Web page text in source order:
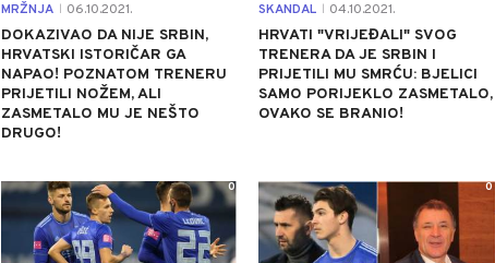
MRŽNJA 06.10.2021.
DOKAZIVAO DA NIJE SRBIN,
HRVATSKI ISTORIČAR GA
NAPAO! POZNATOM TRENERU
PRIJETILI NOŽEM, ALI
ZASMETALO MU JE NEŠTO
DRUGO!
SKANDAL 04.10.2021.
HRVATI "VRIJEĐALI" SVOG
TRENERA DA JE SRBIN I
PRIJETILI MU SMRĆU: BJELICI
SAMO PORIJEKLO ZASMETALO,
OVAKO SE BRANIO!
0 0